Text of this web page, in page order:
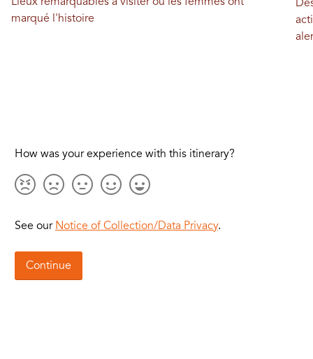
Lieux remarquables à visiter où les femmes ont
marqué l'histoire